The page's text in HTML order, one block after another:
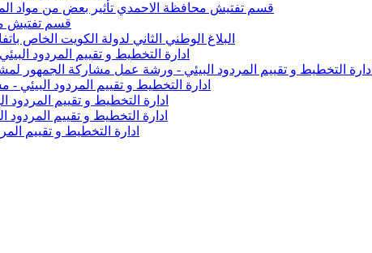
قسم تفتيش محافظة الاحمدي تأثير بعض من مواد
قسم تفتيش
البلاغ الوطني الثاني لدولة الكويت الخاص
ادارة التخطيط و تقييم المردود
ادارة التخطيط و تقييم المردود البيئي - ورشة عمل مشاركة الجمهور
ادارة التخطيط و تقييم المردود البيئي
ادارة التخطيط و تقييم المردود
ادارة التخطيط و تقييم
ادارة التخطيط و تقييم